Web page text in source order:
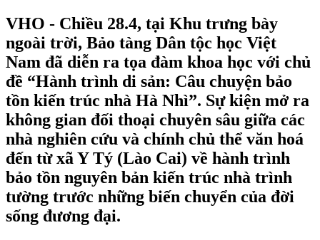
VHO - Chiều 28.4, tại Khu trưng bày
ngoài trời, Bảo tàng Dân tộc học Việt
Nam đã diễn ra tọa đàm khoa học với chủ
đề “Hành trình di sản: Câu chuyện bảo
tồn kiến trúc nhà Hà Nhì”. Sự kiện mở ra
không gian đối thoại chuyên sâu giữa các
nhà nghiên cứu và chính chủ thể văn hoá
đến từ xã Y Tý (Lào Cai) về hành trình
bảo tồn nguyên bản kiến trúc nhà trình
tường trước những biến chuyển của đời
sống đương đại.